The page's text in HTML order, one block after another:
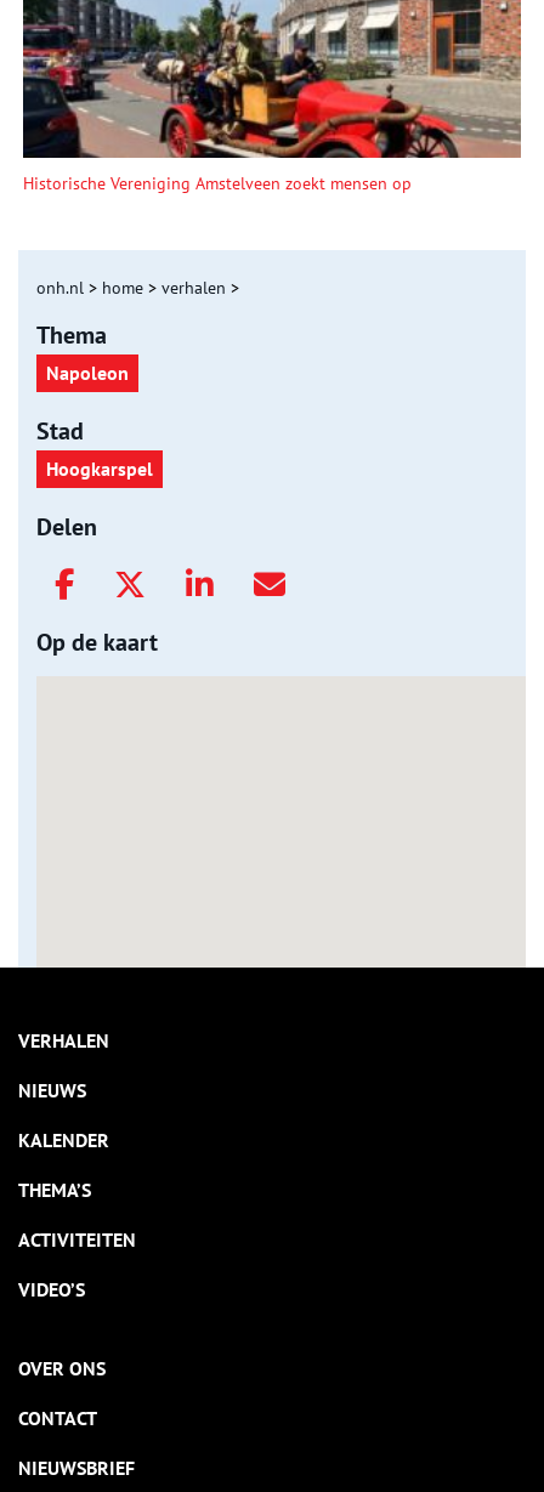
Historische Vereniging Amstelveen zoekt mensen op
onh.nl > home > verhalen >
Thema
Napoleon
Stad
Hoogkarspel
Delen
Op de kaart
VERHALEN
NIEUWS
KALENDER
THEMA’S
ACTIVITEITEN
VIDEO’S
OVER ONS
CONTACT
NIEUWSBRIEF